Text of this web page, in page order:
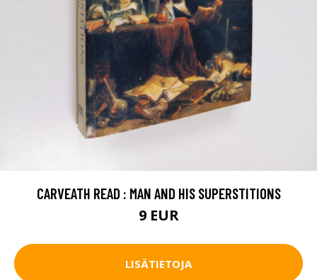
CARVEATH READ : MAN AND HIS SUPERSTITIONS
9 EUR
LISÄTIETOJA